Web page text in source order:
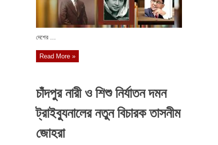
দেশের ...
Read More »
চাঁদপুর নারী ও শিশু নির্যাতন দমন
ট্রাইব্যুনালের নতুন বিচারক তাসনীম
জোহরা